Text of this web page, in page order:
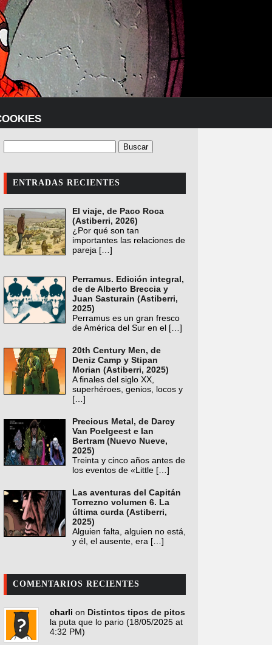
ENTRADAS RECIENTES
El viaje, de Paco Roca
(Astiberri, 2026)
¿Por qué son tan
importantes las relaciones de
pareja […]
Perramus. Edición integral,
de de Alberto Breccia y
Juan Sasturain (Astiberri,
2025)
Perramus es un gran fresco
de América del Sur en el […]
20th Century Men, de
Deniz Camp y Stipan
Morian (Astiberri, 2025)
A finales del siglo XX,
superhéroes, genios, locos y
[…]
Precious Metal, de Darcy
Van Poelgeest e Ian
Bertram (Nuevo Nueve,
2025)
Treinta y cinco años antes de
los eventos de «Little […]
Las aventuras del Capitán
Torrezno volumen 6. La
última curda (Astiberri,
2025)
Alguien falta, alguien no está,
y él, el ausente, era […]
COMENTARIOS RECIENTES
charli on Distintos tipos de pitos
la puta que lo pario (18/05/2025 at
4:32 PM)